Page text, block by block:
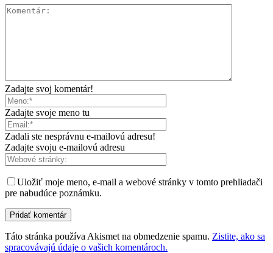
Zadajte svoj komentár!
Zadajte svoje meno tu
Zadali ste nesprávnu e-mailovú adresu!
Zadajte svoju e-mailovú adresu
Uložiť moje meno, e-mail a webové stránky v tomto prehliadači
pre nabudúce poznámku.
Táto stránka používa Akismet na obmedzenie spamu. Zistite, ako sa
spracovávajú údaje o vašich komentároch.